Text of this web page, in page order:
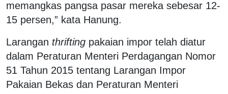
memangkas pangsa pasar mereka sebesar 12-
15 persen,” kata Hanung.
Larangan thrifting pakaian impor telah diatur
dalam Peraturan Menteri Perdagangan Nomor
51 Tahun 2015 tentang Larangan Impor
Pakaian Bekas dan Peraturan Menteri